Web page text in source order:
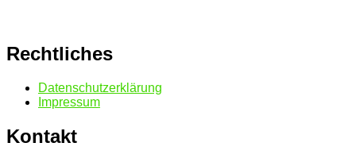
Rechtliches
Datenschutz­erklärung
Impressum
Kontakt